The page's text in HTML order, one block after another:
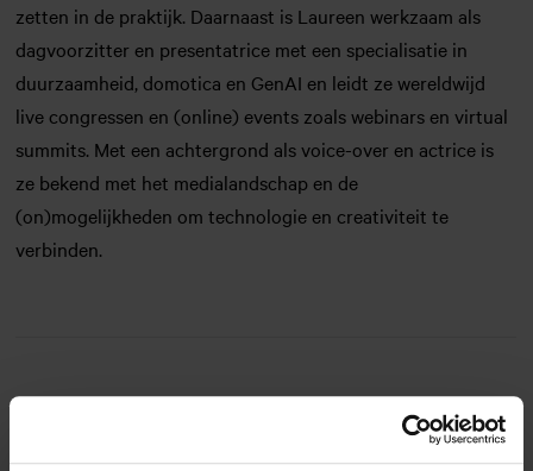
zetten in de praktijk. Daarnaast is Laureen werkzaam als
dagvoorzitter en presentatrice met een specialisatie in
duurzaamheid, domotica en GenAI en leidt ze wereldwijd
live congressen en (online) events zoals webinars en virtual
summits. Met een achtergrond als voice-over en actrice is
ze bekend met het medialandschap en de
(on)mogelijkheden om technologie en creativiteit te
verbinden.